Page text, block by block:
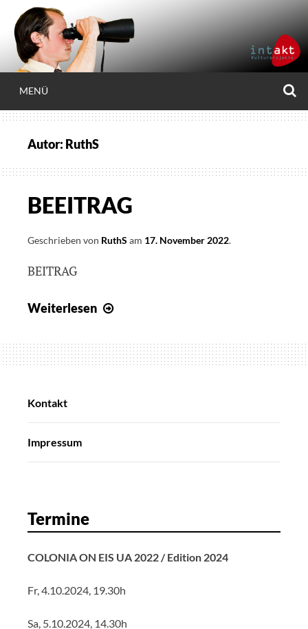
Weiter
zum
Inhalt
INTAKT
MENÜ
Autor: RuthS
BEEITRAG
Geschrieben von RuthS am 17. November 2022.
BEITRAG
Weiterlesen
Kontakt
Impressum
Termine
COLONIA ON EIS UA 2022 / Edition 2024
Fr, 4.10.2024, 19.30h
Sa, 5.10.2024, 14.30h